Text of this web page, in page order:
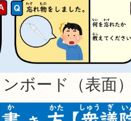
ボード（表面